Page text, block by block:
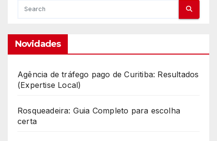
Novidades
Agência de tráfego pago de Curitiba: Resultados
(Expertise Local)
Rosqueadeira: Guia Completo para escolha
certa